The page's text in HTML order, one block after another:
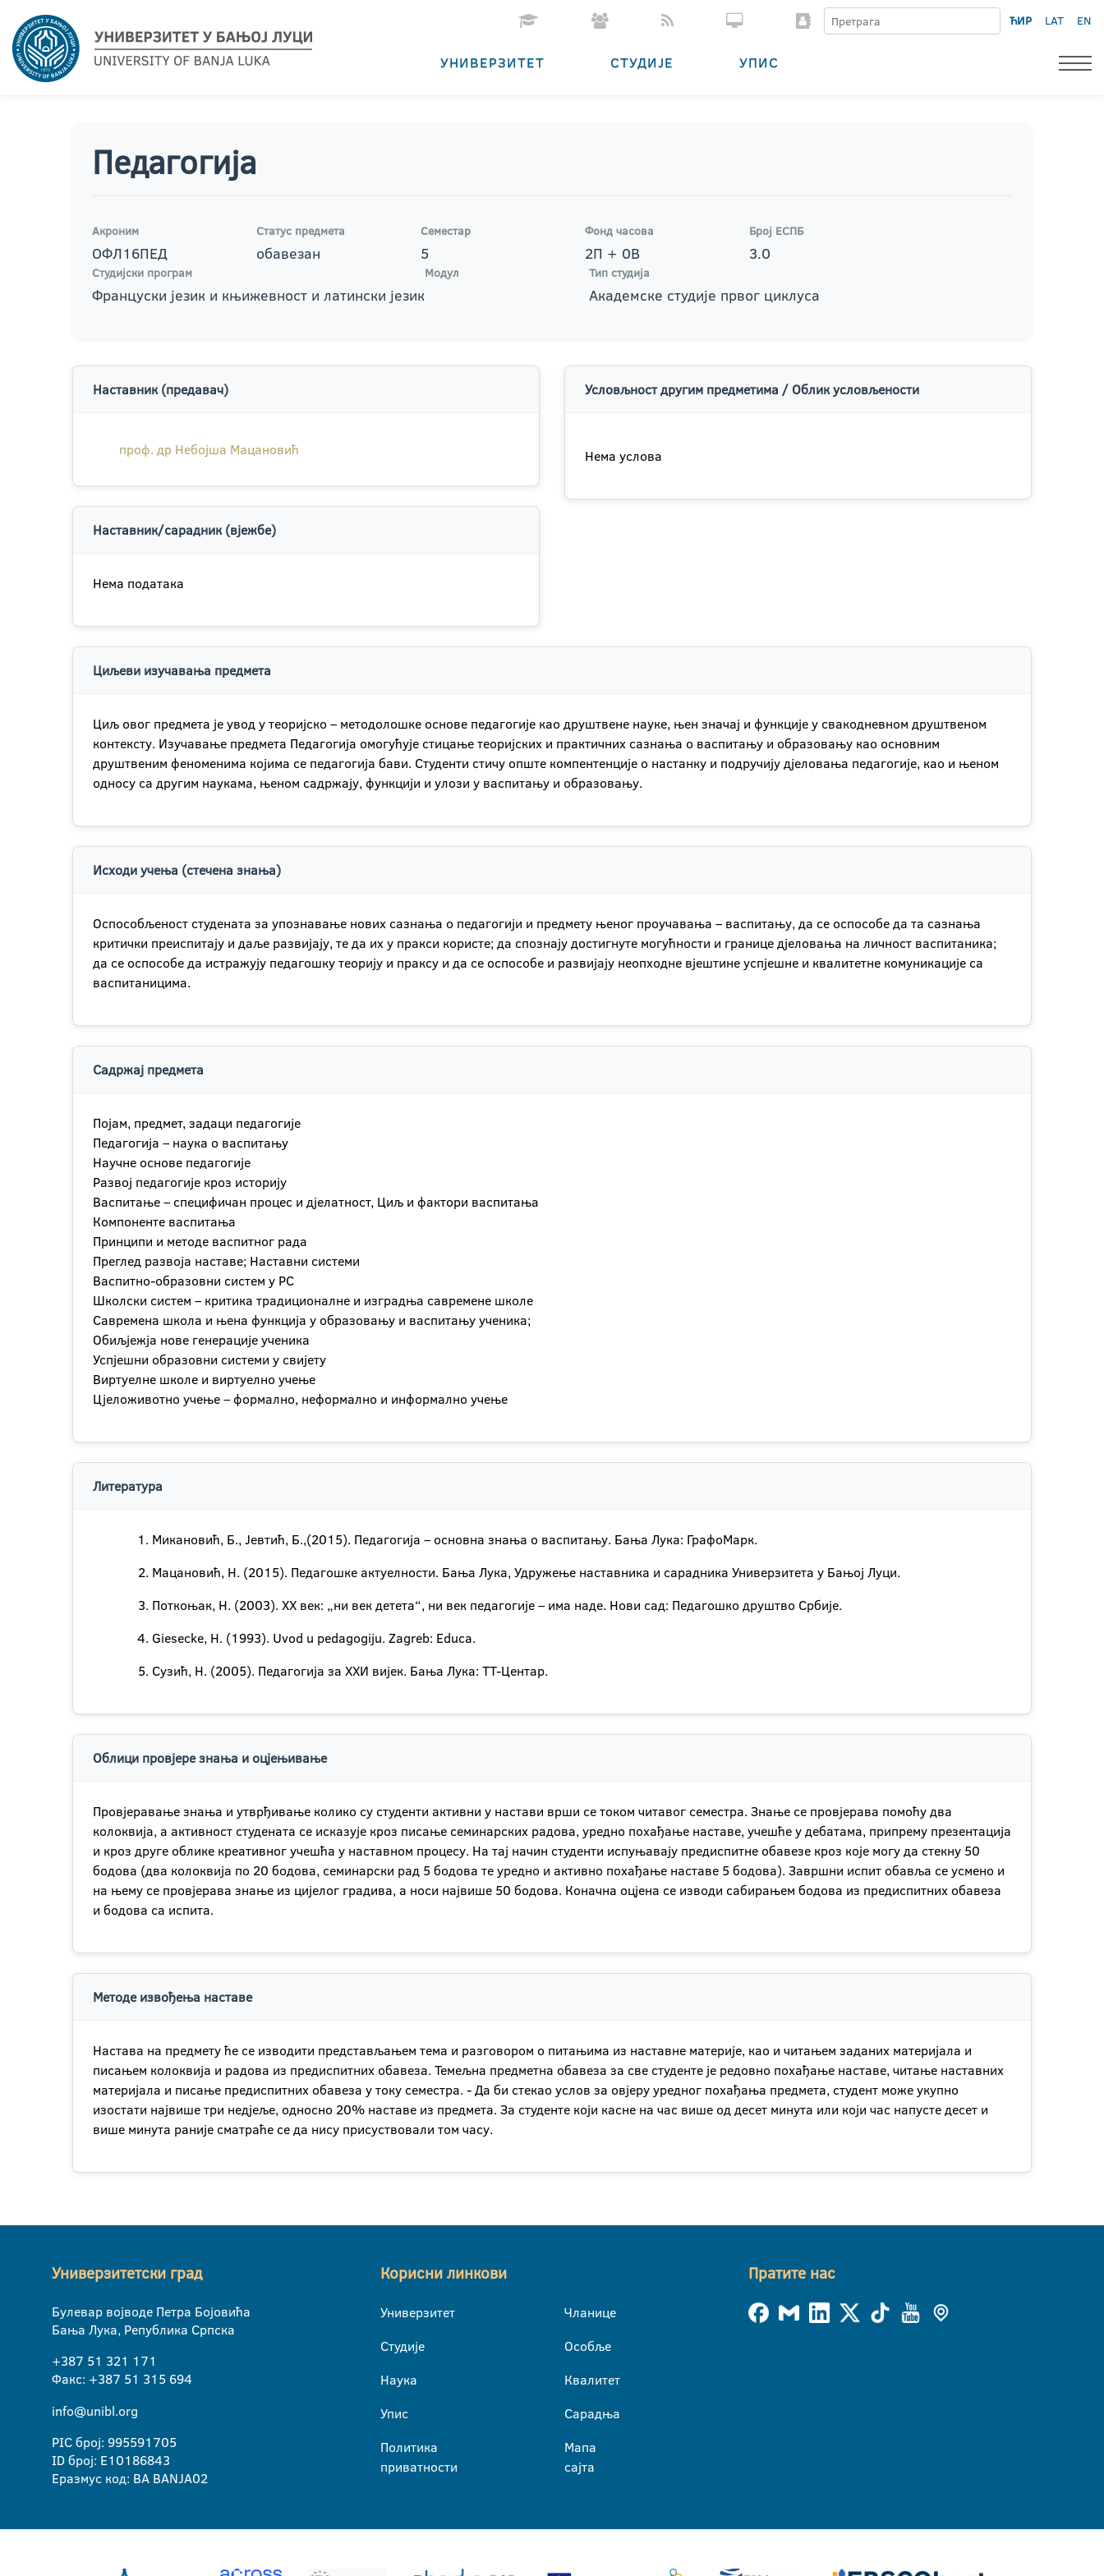
ЋИР LAT EN
УНИВЕРЗИТЕТ СТУДИЈЕ УПИС
Педагогија
Акроним
ОФЛ16ПЕД
Статус предмета
обавезан
Семестар
5
Фонд часова
2П + 0В
Број ЕСПБ
3.0
Студијски програм
Француски језик и књижевност и латински језик
Модул Тип студија
Академске студије првог циклуса
Наставник (предавач)
проф. др Небојша Мацановић
Наставник/сарадник (вјежбе)
Нема података
Условљност другим предметима / Облик условљености
Нема услова
Циљеви изучавања предмета
Циљ овог предмета је увод у теоријско – методолошке основе педагогије као друштвене науке, њен значај и функције у свакодневном друштвеном
контексту. Изучавање предмета Педагогија омогућује стицање теоријских и практичних сазнања о васпитању и образовању као основним
друштвеним феноменима којима се педагогија бави. Студенти стичу опште компентенције о настанку и подручију дјеловања педагогије, као и њеном
односу са другим наукама, њеном садржају, функцији и улози у васпитању и образовању.
Исходи учења (стечена знања)
Оспособљеност студената за упознавање нових сазнања о педагогији и предмету њеног проучавања – васпитању, да се оспособе да та сазнања
критички преиспитају и даље развијају, те да их у пракси користе; да спознају достигнуте могућности и границе дјеловања на личност васпитаника;
да се оспособе да истражују педагошку теорију и праксу и да се оспособе и развијају неопходне вјештине успјешне и квалитетне комуникације са
васпитаницима.
Садржај предмета
Појам, предмет, задаци педагогије
Педагогија – наука о васпитању
Научне основе педагогије
Развој педагогије кроз историју
Васпитање – специфичан процес и дјелатност, Циљ и фактори васпитања
Компоненте васпитања
Принципи и методе васпитног рада
Преглед развоја наставе; Наставни системи
Васпитно-образовни систем у РС
Школски систем – критика традиционалне и изградња савремене школе
Савремена школа и њена функција у образовању и васпитању ученика;
Обиљјежја нове генерације ученика
Успјешни образовни системи у свијету
Виртуелне школе и виртуелно учење
Цјеложивотно учење – формално, неформално и информално учење
Литература
Микановић, Б., Јевтић, Б.,(2015). Педагогија – основна знања о васпитању. Бања Лука: ГрафоМарк.
Мацановић, Н. (2015). Педагошке актуелности. Бања Лука, Удружење наставника и сарадника Универзитета у Бањој Луци.
Поткоњак, Н. (2003). ХХ век: „ни век детета“, ни век педагогије – има наде. Нови сад: Педагошко друштво Србије.
Giesecke, H. (1993). Uvod u pedagogiju. Zagreb: Educa.
Сузић, Н. (2005). Педагогија за XXИ вијек. Бања Лука: ТТ-Центар.
Облици провјере знања и оцјењивање
Провјеравање знања и утврђивање колико су студенти активни у настави врши се током читавог семестра. Знање се провјерава помоћу два
колоквија, а активност студената се исказује кроз писање семинарских радова, уредно похађање наставе, учешће у дебатама, припрему презентација
и кроз друге облике креативног учешћа у наставном процесу. На тај начин студенти испуњавају предиспитне обавезе кроз које могу да стекну 50
бодова (два колоквија по 20 бодова, семинарски рад 5 бодова те уредно и активно похађање наставе 5 бодова). Завршни испит обавља се усмено и
на њему се провjерава знање из цијелог градива, а носи највише 50 бодова. Коначна оцјена се изводи сабирањем бодова из предиспитних обавеза
и бодова са испита.
Методе извођења наставе
Настава на предмету ће се изводити представљањем тема и разговором о питањима из наставне материје, као и читањем заданих материјала и
писањем колоквија и радова из предиспитних обавеза. Темељна предметна обавеза за све студенте је редовно похађање наставе, читање наставних
материјала и писање предиспитних обавеза у току семестра. - Да би стекао услов за овјеру уредног похађања предмета, студент може укупно
изостати највише три недјеље, односно 20% наставе из предмета. За студенте који касне на час више од десет минута или који час напусте десет и
више минута раније сматраће се да нису присуствовали том часу.
Универзитетски град
Булевар војводе Петра Бојовића
Бања Лука, Република Српска
+387 51 321 171
Факс: +387 51 315 694
info@unibl.org
PIC број: 995591705
ID број: E10186843
Еразмус код: BA BANJA02
Корисни линкови
Универзитет
Студије
Наука
Упис
Политика
приватности
Чланице
Особље
Квалитет
Сарадња
Мапа
сајта
Пратите нас